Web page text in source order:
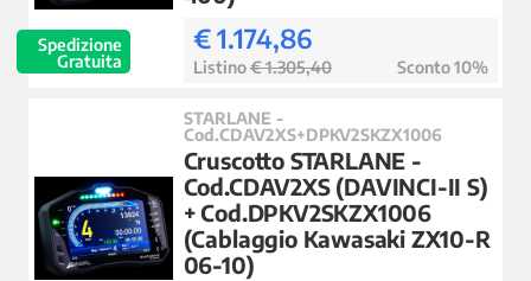
Spedizione
Gratuita
€ 1.174,86
Listino€ 1.305,40 Sconto 10%
STARLANE -
Cod.CDAV2XS+DPKV2SKZX1006
Cruscotto STARLANE -
Cod.CDAV2XS (DAVINCI-II S)
+ Cod.DPKV2SKZX1006
(Cablaggio Kawasaki ZX10-R
06-10)